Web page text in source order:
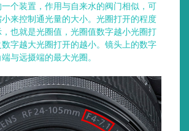
个装置，作用与自来水的阀门相似，可
来控制通光量的大小。光圈打开的程度
也就是光圈值，光圈值数字越小光圈打
字越大光圈打开的越小。镜头上的数字
与远摄端的最大光圈。